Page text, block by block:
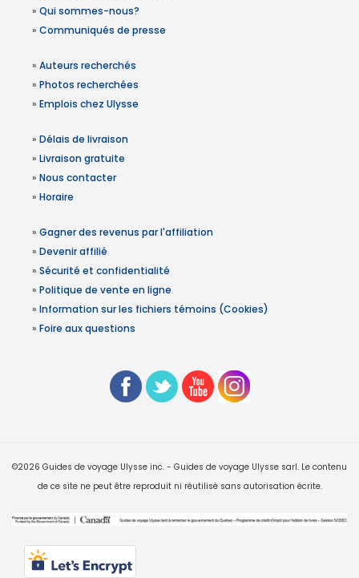
» Qui sommes-nous?
» Communiqués de presse
» Auteurs recherchés
» Photos recherchées
» Emplois chez Ulysse
» Délais de livraison
» Livraison gratuite
» Nous contacter
» Horaire
» Gagner des revenus par l'affiliation
» Devenir affilié
» Sécurité et confidentialité
» Politique de vente en ligne
» Information sur les fichiers témoins (Cookies)
» Foire aux questions
©2026 Guides de voyage Ulysse inc. - Guides de voyage Ulysse sarl. Le contenu
de ce site ne peut être reproduit ni réutilisé sans autorisation écrite.